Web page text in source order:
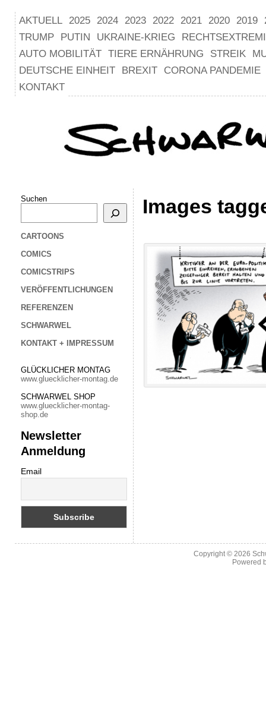
AKTUELL 2025 2024 2023 2022 2021 2020 2019
TRUMP
PUTIN UKRAINE-KRIEG
AUTO MOBILITÄT TIERE ERNÄHRUNG STREIK
DEUTSCHE EINHEIT
BREXIT
CORONA PANDEMIE
KONTAKT
Suchen
CARTOONS
COMICS
COMICSTRIPS
VERÖFFENTLICHUNGEN
REFERENZEN
SCHWARWEL
KONTAKT + IMPRESSUM
GLÜCKLICHER MONTAG
www.gluecklicher-montag.de
SCHWARWEL SHOP
www.gluecklicher-montag-
shop.de
Newsletter
Anmeldung
Email
Images
Copyright © 2026
Powered